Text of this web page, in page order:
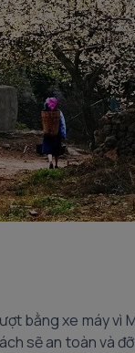
bằng xe máy vì
sẽ an toàn và